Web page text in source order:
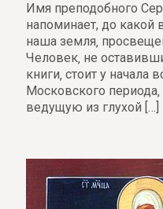
Имя преподобного
напоминает, до какой
наша земля‚
Человек‚ не
книги‚ стоит у начала
Московского
ведущую из глухой […]